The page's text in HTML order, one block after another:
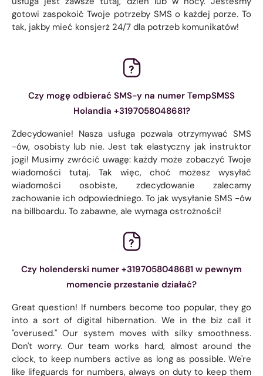
gotowi zaspokoić Twoje potrzeby SMS o każdej porze. To
tak, jakby mieć konsjerż 24/7 dla potrzeb komunikatów!
Czy mogę odbierać SMS-y na numer TempSMSS
Holandia +3197058048681?
Zdecydowanie! Nasza usługa pozwala otrzymywać SMS
-ów, osobisty lub nie. Jest tak elastyczny jak instruktor
jogi! Musimy zwrócić uwagę: każdy może zobaczyć Twoje
wiadomości tutaj. Tak więc, choć możesz wysyłać
wiadomości osobiste, zdecydowanie zalecamy
zachowanie ich odpowiedniego. To jak wysyłanie SMS -ów
na billboardu. To zabawne, ale wymaga ostrożności!
Czy holenderski numer +3197058048681 w pewnym
momencie przestanie działać?
Great question! If numbers become too popular, they go
into a sort of digital hibernation. We in the biz call it
"overused." Our system moves with silky smoothness.
Don't worry. Our team works hard, almost around the
clock, to keep numbers active as long as possible. We're
like lifeguards for numbers, always on duty to keep them